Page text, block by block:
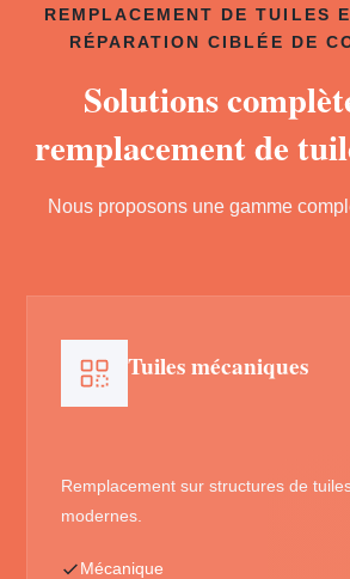
REMPLACEMENT DE TUILES
RÉPARATION CIBLÉE DE
Solutions
remplacement de
Nous proposons une gamme
Tuiles mécaniques
Remplacement sur structures de
modernes.
Mécanique